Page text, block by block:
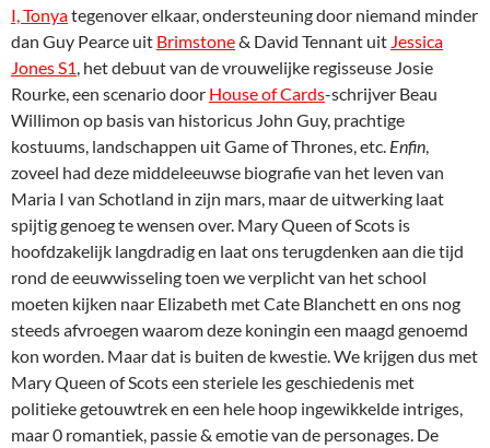
I, Tonyategenover elkaar, ondersteuning door niemand minder
dan Guy Pearce uit Brimstone& David Tennant uit Jessica
Jones S1 , het debuut van de vrouwelijke regisseuse Josie
Rourke, een scenario door House of Cards-schrijver Beau
Willimon op basis van historicus John Guy, prachtige
kostuums, landschappen uit Game of Thrones, etc. Enfin
zoveel had deze middeleeuwse biografie van het leven van
Maria I van Schotland in zijn mars, maar de uitwerking laat
spijtig genoeg te wensen over. Mary Queen of Scots is
hoofdzakelijk langdradig en laat ons terugdenken aan die tijd
rond de eeuwwisseling toen we verplicht van het school
moeten kijken naar Elizabeth met Cate Blanchett en ons nog
steeds afvroegen waarom deze koningin een maagd genoemd
kon worden. Maar dat is buiten de kwestie. We krijgen dus met
Mary Queen of Scots een steriele les geschiedenis met
politieke getouwtrek en een hele hoop ingewikkelde intriges,
maar 0 romantiek, passie & emotie van de personages. De